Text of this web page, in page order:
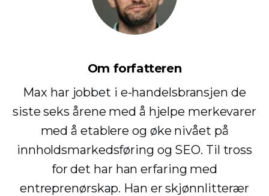
Om forfatteren
Max har jobbet i e-handelsbransjen de
siste seks årene med å hjelpe merkevarer
med å etablere og øke nivået på
innholdsmarkedsføring og SEO. Til tross
for det har han erfaring med
entreprenørskap. Han er skjønnlitterær